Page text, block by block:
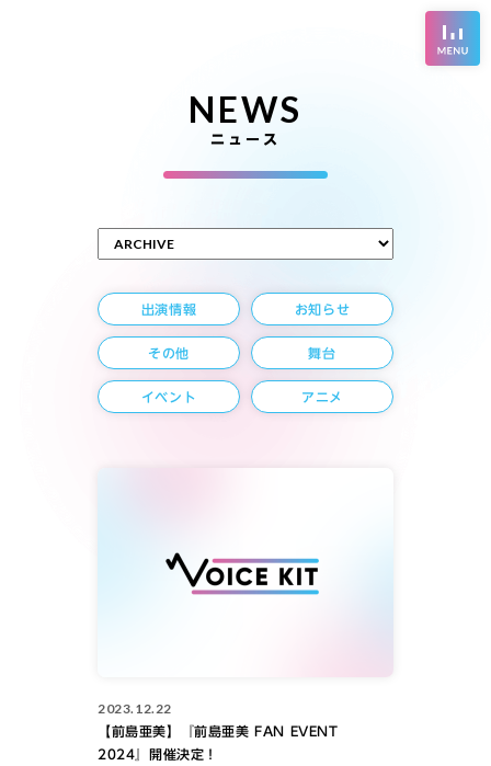
NEWS
ニュース
出演情報 お知らせ
その他 舞台
イベント アニメ
2023.12.22
【前島亜美】『前島亜美 FAN EVENT
2024』開催決定！